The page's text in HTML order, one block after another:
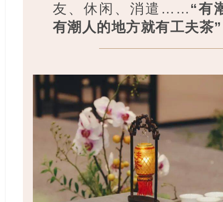
友、休闲、消遣……“有
有潮人的地方就有工夫茶”